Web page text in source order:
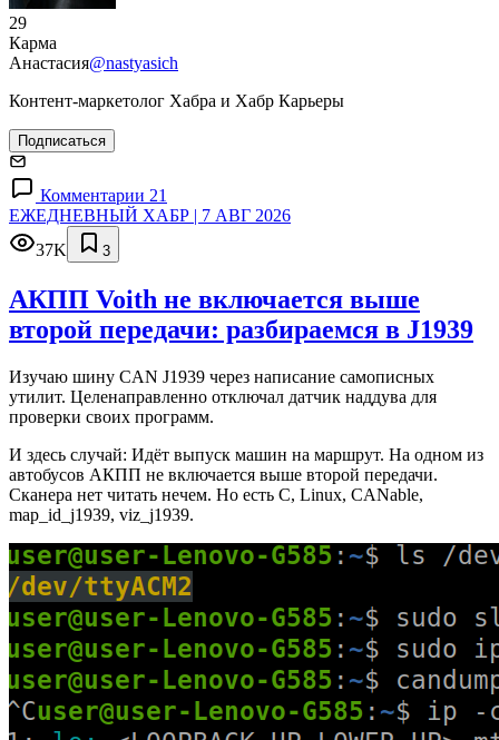
29
Карма
Анастасия@nastyasich
Контент-маркетолог Хабра и Хабр Карьеры
Подписаться
Комментарии 21
ЕЖЕДНЕВНЫЙ ХАБР | 7 АВГ 2026
37K
3
АКПП Voith не включается выше
второй передачи: разбираемся в J1939
Изучаю шину CAN J1939 через написание самописных
утилит. Целенаправленно отключал датчик наддува для
проверки своих программ.
И здесь случай: Идёт выпуск машин на маршрут. На одном из
автобусов АКПП не включается выше второй передачи.
Сканера нет читать нечем. Но есть C, Linux, CANable,
map_id_j1939, viz_j1939.